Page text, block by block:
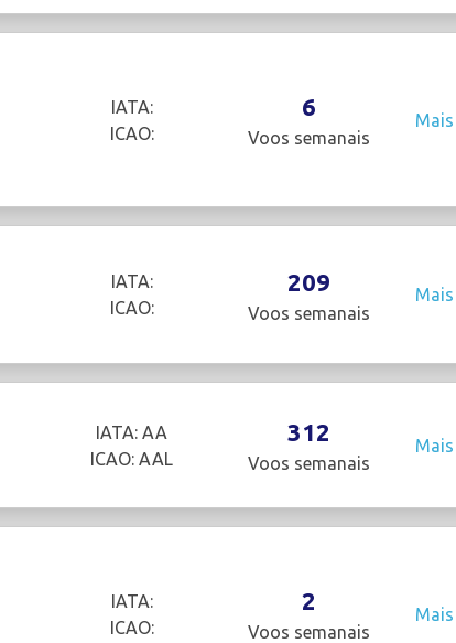
IATA:
ICAO:
6
Voos semanais
IATA:
ICAO:
209
Voos semanais
IATA: AA
ICAO: AAL
312
Voos semanais
IATA:
ICAO:
2
Voos semanais